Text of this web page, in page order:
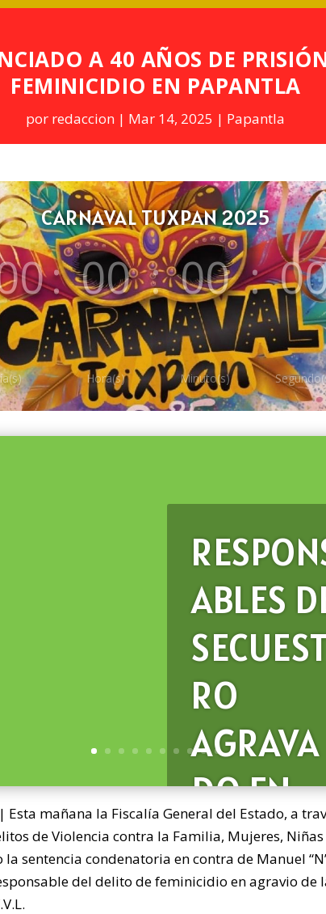
A 40 AÑOS DE
FEMINICIDIO EN PAPANTLA
por redaccion Mar 14, 2025 Papantla
CARNAVAL TUXPAN 2025
: 00
Hora(s)
: 00
Minuto(s)
:
ABLES
RO
AGRAVA
DO EN
PÁNUCO
RECIBEN
Esta mañana la Fiscalía General del Estado, a
de Violencia contra la Familia, Mujeres,
la sentencia condenatoria en contra de Manuel
del delito de feminicidio en agravio de